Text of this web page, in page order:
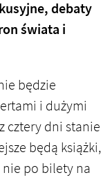
debaty
świata i
będzie
i dużymi
cztery dni stanie
będą książki,
po bilety na